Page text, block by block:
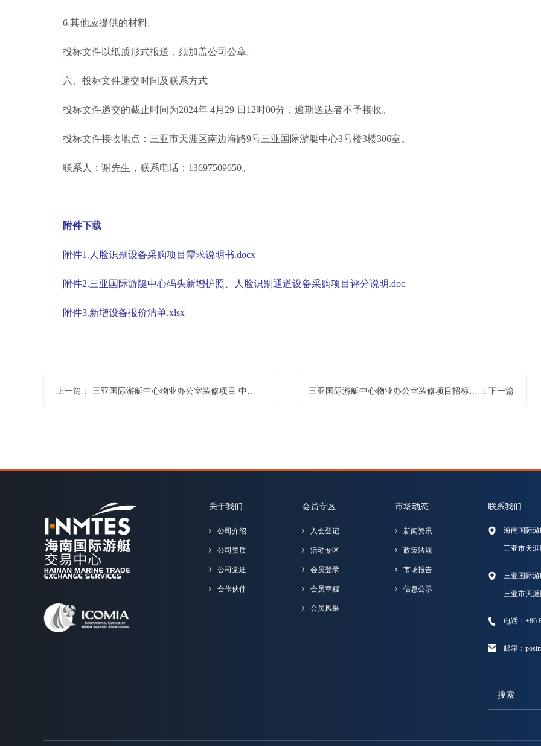
6.其他应提供的材料。
投标文件以纸质形式报送，须加盖公司公章。
六、投标文件递交时间及联系方式
投标文件递交的截止时间为2024年 4月29 日12时00分，逾期送达者不予接收。
投标文件接收地点：三亚市天涯区南边海路9号三亚国际游艇中心3号楼3楼306室。
联系人：谢先生，联系电话：13697509650。
附件下载
附件1.人脸识别设备采购项目需求说明书.docx
附件2.三亚国际游艇中心码头新增护照、人脸识别通道设备采购项目评分说明.doc
附件3.新增设备报价清单.xlsx
上一篇： 三亚国际游艇中心物业办公室装修项目 中标公告 三亚国际游艇中心物业办公室装修项目招标公告 ：下一篇
关于我们
公司介绍
公司资质
公司党建
合作伙伴
会员专区
入会登记
活动专区
会员登录
会员章程
会员风采
市场动态
新闻资讯
政策法规
市场报告
信息公示
联系我们
海南国际
三亚市天
三亚国际
三亚市天
电话：+86
邮箱：